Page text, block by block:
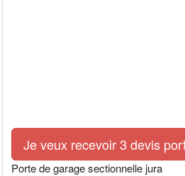
Je veux recevoir 3 devis
Porte de garage sectionnelle jura